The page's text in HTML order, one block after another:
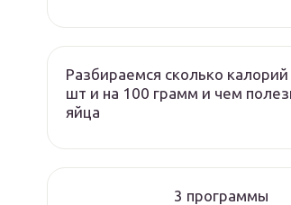
Разбираемся сколько калорий
шт и на 100 грамм и чем
яйца
3 программы